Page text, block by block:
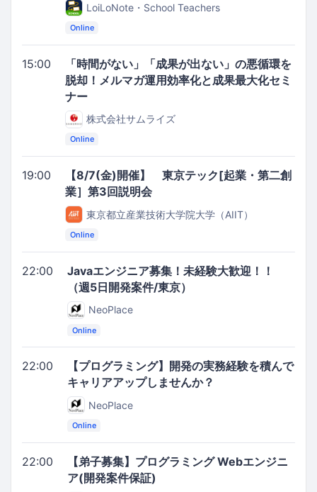
LoiLoNote・School Teachers
Online
15:00
「時間がない」「成果が出ない」の悪循環を
脱却！メルマガ運用効率化と成果最大化セミ
ナー
株式会社サムライズ
Online
19:00
【8/7(金)開催】 東京テック[起業・第二創
業］第3回説明会
東京都立産業技術大学院大学（AIIT）
Online
22:00
Javaエンジニア募集！未経験大歓迎！！
（週5日開発案件/東京）
NeoPlace
Online
22:00
【プログラミング】開発の実務経験を積んで
キャリアアップしませんか？
NeoPlace
Online
22:00
【弟子募集】プログラミング Webエンジニ
ア(開発案件保証)